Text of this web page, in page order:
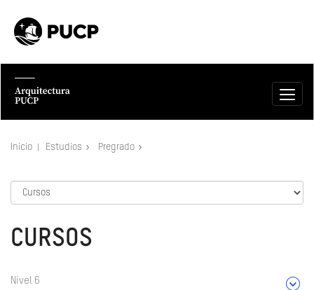
Inicio Estudios Pregrado
CURSOS
Nivel 6